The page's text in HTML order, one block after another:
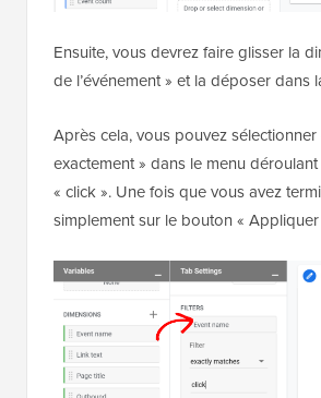
Ensuite, vous devrez faire glisser la
de l’événement » et la déposer dans
Après cela, vous pouvez sélectionner
exactement » dans le menu déroulant
« click ». Une fois que vous avez
simplement sur le bouton « Appliquer ».